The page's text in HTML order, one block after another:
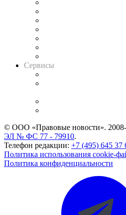
Сервисы
© ООО «Правовые новости».
ЭЛ № ФС 77 - 79910.
Телефон редакции: +7 (495) 645 37
Политика использования cookie-
Политика конфиденциальности